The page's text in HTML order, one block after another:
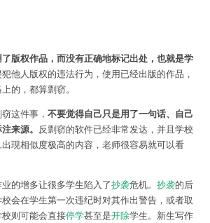
版权作品，而没有正确地标记出处，也就是学
他人版权的违法行为，使用已经出版的作品，
的，都算剽窃。
这件事， 不要觉得自己只是用了一句话、自己
来源。 反剽窃的软件已经非常发达，并且学校
现相似度极高的内容，老师很容易就可以看
的增多让很多学生陷入了抄袭危机。 抄袭的后
会在学生第一次违纪时对其作出警告，或者取
则可能会直接停学甚至是开除学生。新生写作